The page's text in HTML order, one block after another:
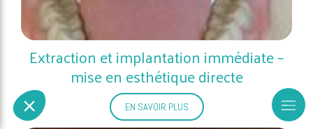
Extraction et implantation immédiate –
mise en esthétique directe
EN SAVOIR PLUS